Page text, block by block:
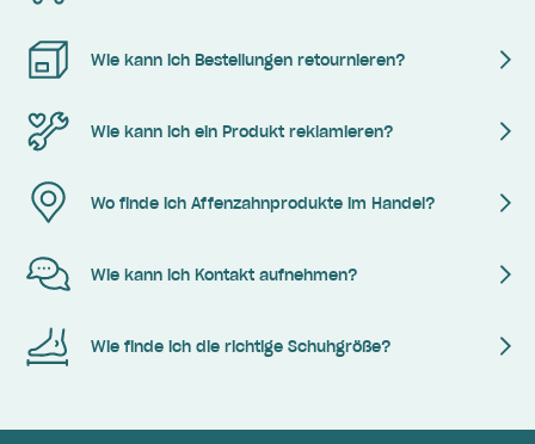
Wie kann ich Bestellungen retournieren?
Wie kann ich ein Produkt reklamieren?
Wo finde ich Affenzahnprodukte im Handel?
Wie kann ich Kontakt aufnehmen?
Wie finde ich die richtige Schuhgröße?